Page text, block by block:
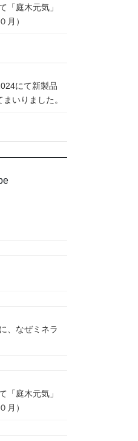
庭木元気」
月）
にて新製品
いりました。
、なぜミネラ
庭木元気」
月）